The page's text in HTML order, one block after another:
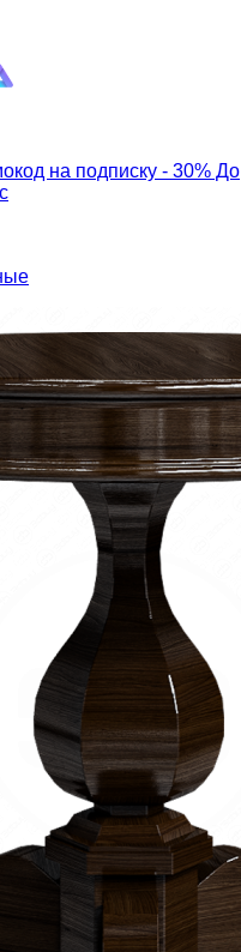
на подписку - 30% До